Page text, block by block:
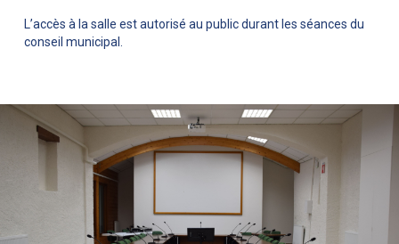
L’accès à la salle est autorisé au public durant les séances du
conseil municipal.